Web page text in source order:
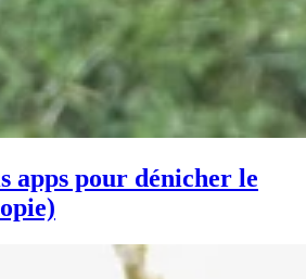
apps pour dénicher le